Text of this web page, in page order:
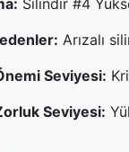
Silindir #4
Arızalı
Seviyesi:
Seviyesi: